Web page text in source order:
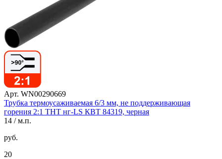
Арт. WN00290669
Трубка термоусаживаемая 6/3 мм, не поддерживающая
горения 2:1 ТНТ нг-LS КВТ 84319, черная
14 / м.п.
руб.
20